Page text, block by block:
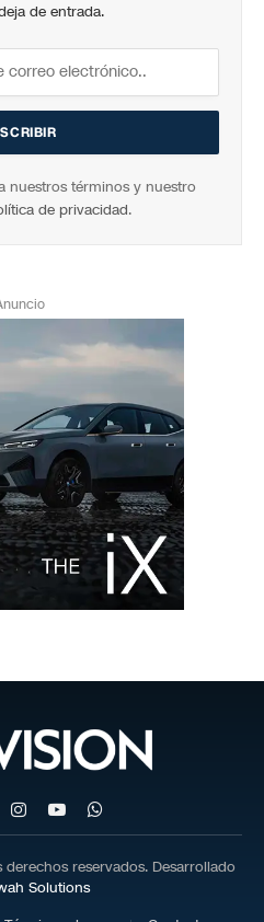
de entrada.
nuestros términos y nuestro
de privacidad.
Instagram
YouTubeWhatsApp
reservados. Desarrollado
Solutions